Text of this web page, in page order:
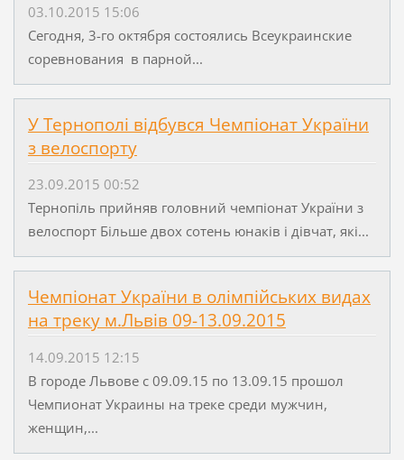
03.10.2015 15:06
Сегодня, 3-го октября состоялись Всеукраинские
соревнования в парной...
У Тернополі відбувся Чемпіонат України
з велоспорту
23.09.2015 00:52
Тернопіль прийняв головний чемпіонат України з
велоспорт Більше двох сотень юнаків і дівчат, які...
Чемпіонат України в олімпійських видах
на треку м.Львів 09-13.09.2015
14.09.2015 12:15
В городе Львове с 09.09.15 по 13.09.15 прошол
Чемпионат Украины на треке среди мужчин,
женщин,...